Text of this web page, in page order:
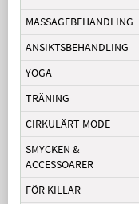
MASSAGEBEHANDLING
ANSIKTSBEHANDLING
YOGA
TRÄNING
CIRKULÄRT MODE
SMYCKEN &
ACCESSOARER
FÖR KILLAR